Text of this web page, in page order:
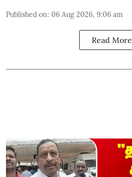
Published on: 06 Aug 2026, 9:06 am
Read More